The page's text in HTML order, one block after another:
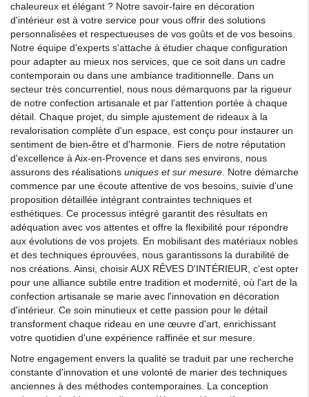
chaleureux et élégant ? Notre savoir-faire en décoration
d'intérieur est à votre service pour vous offrir des solutions
personnalisées et respectueuses de vos goûts et de vos besoins.
Notre équipe d'experts s'attache à étudier chaque configuration
pour adapter au mieux nos services, que ce soit dans un cadre
contemporain ou dans une ambiance traditionnelle. Dans un
secteur très concurrentiel, nous nous démarquons par la rigueur
de notre confection artisanale et par l'attention portée à chaque
détail. Chaque projet, du simple ajustement de rideaux à la
revalorisation complète d'un espace, est conçu pour instaurer un
sentiment de bien-être et d'harmonie. Fiers de notre réputation
d'excellence à Aix-en-Provence et dans ses environs, nous
assurons des réalisations uniques et sur mesure. Notre démarche
commence par une écoute attentive de vos besoins, suivie d'une
proposition détaillée intégrant contraintes techniques et
esthétiques. Ce processus intégré garantit des résultats en
adéquation avec vos attentes et offre la flexibilité pour répondre
aux évolutions de vos projets. En mobilisant des matériaux nobles
et des techniques éprouvées, nous garantissons la durabilité de
nos créations. Ainsi, choisir AUX RÊVES D'INTÉRIEUR, c'est opter
pour une alliance subtile entre tradition et modernité, où l'art de la
confection artisanale se marie avec l'innovation en décoration
d'intérieur. Ce soin minutieux et cette passion pour le détail
transforment chaque rideau en une œuvre d'art, enrichissant
votre quotidien d'une expérience raffinée et sur mesure.
Notre engagement envers la qualité se traduit par une recherche
constante d'innovation et une volonté de marier des techniques
anciennes à des méthodes contemporaines. La conception